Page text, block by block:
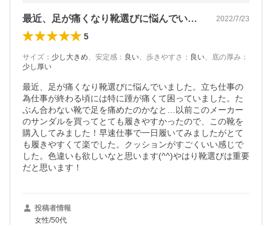
最近、足が痛くなり靴選びに悩んでいまし… 2022/7/23
5
サイズ ： 少し大きめ、 安定感 ： 良い、 歩きやすさ ： 良い、 底の厚み ：
少し厚い
最近、足が痛くなり靴選びに悩んでいました。立ち仕事の
為仕事が終わる頃には特に踵が痛くて困っていました。た
ぶん合わない靴で足を痛めたのかなと…以前このメーカー
のサンダルを買ってとても履きやすかったので、この靴を
購入してみました！早速仕事で一日履いてみましたがとて
も履きやすくて楽でした。クッションがすごくいい感じで
した。色違いも欲しいなと思います(^^)やはり靴選びは重要
だと思います！
投稿者情報
女性/50代